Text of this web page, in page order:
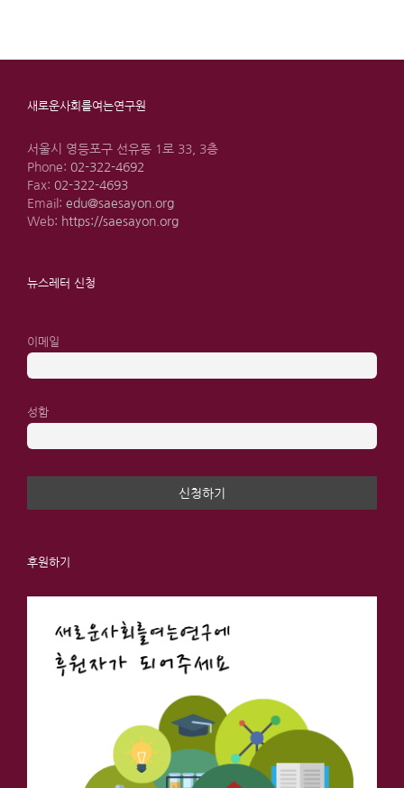
새로운사회를여는연구원
서울시 영등포구 선유동 1로 33, 3층
Phone: 02-322-4692
Fax: 02-322-4693
Email: edu@saesayon.org
Web: https://saesayon.org
뉴스레터 신청
이메일
성함
후원하기